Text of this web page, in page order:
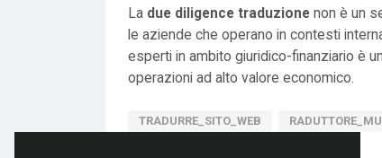
La due diligence traduzione non è un
le aziende che operano in contesti
esperti in ambito giuridico-finanziario è
operazioni ad alto valore economico.
TRADURRE_SITO_WEB